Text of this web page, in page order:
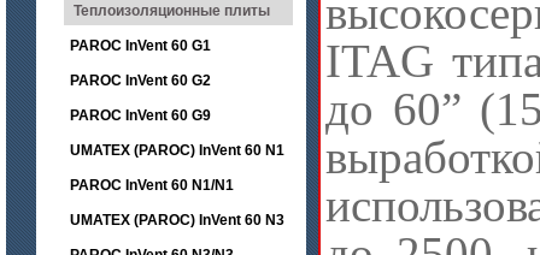
Теплоизоляционные плиты
PAROC InVent 60 G1
PAROC InVent 60 G2
PAROC InVent 60 G9
UMATEX (PAROC) InVent 60 N1
PAROC InVent 60 N1/N1
UMATEX (PAROC) InVent 60 N3
ITAG
до 60”